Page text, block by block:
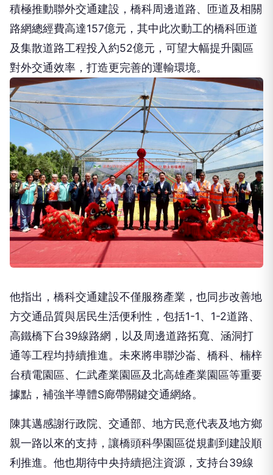
積極推動聯外交通建設，橋科周邊道路、匝道及相關
路網總經費高達157億元，其中此次動工的橋科匝道
及集散道路工程投入約52億元，可望大幅提升園區
對外交通效率，打造更完善的運輸環境。
他指出，橋科交通建設不僅服務產業，也同步改善地
方交通品質與居民生活便利性，包括1-1、1-2道路、
高鐵橋下台39線路網，以及周邊道路拓寬、涵洞打
通等工程均持續推進。未來將串聯沙崙、橋科、楠梓
台積電園區、仁武產業園區及北高雄產業園區等重要
據點，補強半導體S廊帶關鍵交通網絡。
陳其邁感謝行政院、交通部、地方民意代表及地方鄉
親一路以來的支持，讓橋頭科學園區從規劃到建設順
利推進。他也期待中央持續挹注資源，支持台39線